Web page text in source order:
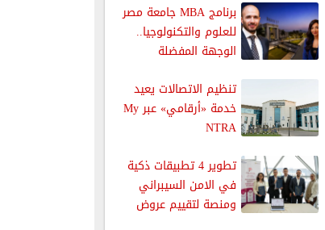
برنامج MBA جامعة مصر
للعلوم والتكنولوجيا..
الوجهة المفضلة
المؤسسات لصناعة...تنظيم الاتصالات يعيد
خدمة «أرقامي» عبر My
NTRA
تطوير 4 تطبيقات ذكية
في الامن السيبراني
ومنصة لتقييم عروض